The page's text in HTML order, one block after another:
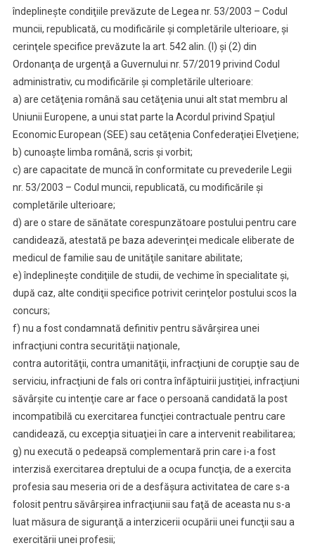
îndeplineşte condiţiile prevăzute de Legea nr. 53/2003 – Codul
muncii, republicată, cu modificările şi completările ulterioare, şi
cerinţele specifice prevăzute la art. 542 alin. (I) şi (2) din
Ordonanţa de urgenţă a Guvernului nr. 57/2019 privind Codul
administrativ, cu modificările şi completările ulterioare:
a) are cetăţenia română sau cetăţenia unui alt stat membru al
Uniunii Europene, a unui stat parte la Acordul privind Spaţiul
Economic European (SEE) sau cetăţenia Confederaţiei Elveţiene;
b) cunoaşte limba română, scris şi vorbit;
c) are capacitate de muncă în conformitate cu prevederile Legii
nr. 53/2003 – Codul muncii, republicată, cu modificările şi
completările ulterioare;
d) are o stare de sănătate corespunzătoare postului pentru care
candidează, atestată pe baza adeverinţei medicale eliberate de
medicul de familie sau de unităţile sanitare abilitate;
e) îndeplineşte condiţiile de studii, de vechime în specialitate şi,
după caz, alte condiţii specifice potrivit cerinţelor postului scos la
concurs;
f) nu a fost condamnată definitiv pentru săvârşirea unei
infracţiuni contra securităţii naţionale,
contra autorităţii, contra umanităţii, infracţiuni de corupţie sau de
serviciu, infracţiuni de fals ori contra înfăptuirii justiţiei, infracţiuni
săvârşite cu intenţie care ar face o persoană candidată la post
incompatibilă cu exercitarea funcţiei contractuale pentru care
candidează, cu excepţia situaţiei în care a intervenit reabilitarea;
g) nu execută o pedeapsă complementară prin care i-a fost
interzisă exercitarea dreptului de a ocupa funcţia, de a exercita
profesia sau meseria ori de a desfăşura activitatea de care s-a
folosit pentru săvârşirea infracţiunii sau faţă de aceasta nu s-a
luat măsura de siguranţă a interzicerii ocupării unei funcţii sau a
exercitării unei profesii;